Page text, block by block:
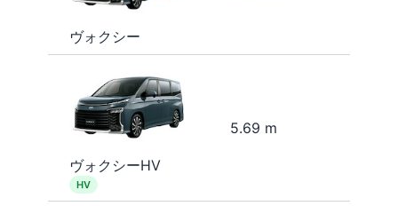
ヴォクシー
ヴォクシーHV
HV
5.69 m